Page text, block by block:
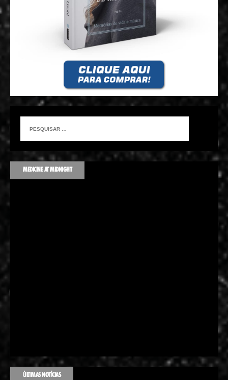
MEDICINE AT MIDNIGHT
ÚLTIMAS NOTÍCIAS